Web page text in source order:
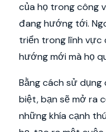
của họ trong công
đang hướng tới.
triển trong lĩnh vực
hướng mới mà họ
Bằng cách sử
biệt, bạn sẽ mở ra
những khía cạnh